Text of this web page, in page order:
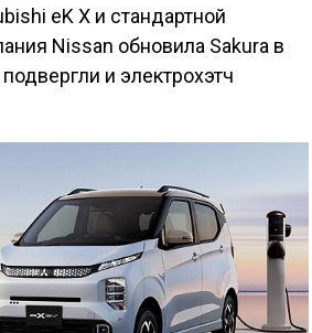
eK X и стандартной
Nissan обновила Sakura в
и электрохэтч